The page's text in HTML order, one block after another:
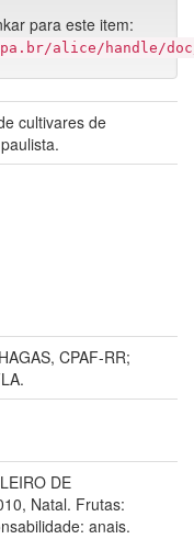
para este item:
alice/handle/
cultivares de
CPAF-RR;
DE
Natal. Frutas:
anais.